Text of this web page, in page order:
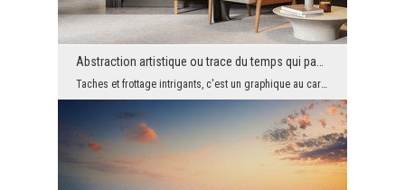
Taches et frottage intrigants, c'est un graphique au caractère artistique, mais aussi très modern...